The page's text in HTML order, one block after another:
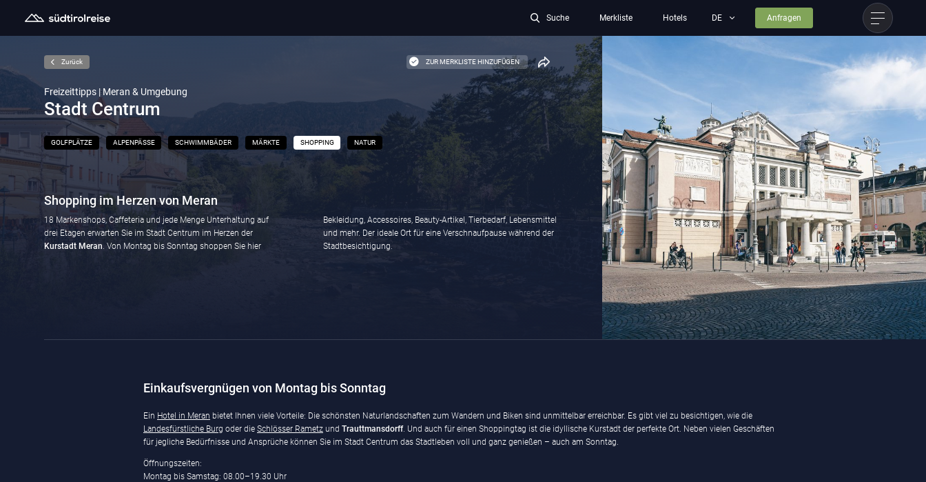
Suche Merkliste Hotels Anfragen
ZUR MERKLISTE HINZUFÜGEN
Zurück
Freizeittipps | Meran & Umgebung
Stadt Centrum
GOLFPLÄTZE ALPENPÄSSE SCHWIMMBÄDER MÄRKTE SHOPPING NATUR
Shopping im Herzen von Meran
18 Markenshops, Caffeteria und jede Menge Unterhaltung auf
drei Etagen erwarten Sie im Stadt Centrum im Herzen der
Kurstadt Meran. Von Montag bis Sonntag shoppen Sie hier
Bekleidung, Accessoires, Beauty-Artikel, Tierbedarf, Lebensmittel
und mehr. Der ideale Ort für eine Verschnaufpause während der
Stadtbesichtigung.
Einkaufsvergnügen von Montag bis Sonntag
Ein Hotel in Meran bietet Ihnen viele Vorteile: Die schönsten Naturlandschaften zum Wandern und Biken sind unmittelbar erreichbar. Es gibt viel zu besichtigen, wie die
Landesfürstliche Burg oder die Schlösser Rametz und Trauttmansdorff. Und auch für einen Shoppingtag ist die idyllische Kurstadt der perfekte Ort. Neben vielen Geschäften
für jegliche Bedürfnisse und Ansprüche können Sie im Stadt Centrum das Stadtleben voll und ganz genießen – auch am Sonntag.
Öffnungszeiten:
Montag bis Samstag: 08.00–19.30 Uhr